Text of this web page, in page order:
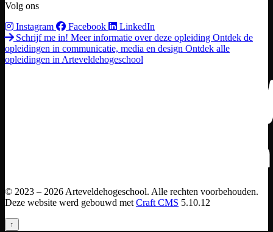
Volg ons
Instagram
Facebook
LinkedIn
Schrijf me in! Meer informatie over deze opleiding Ontdek de
opleidingen in communicatie, media en design Ontdek alle
opleidingen in Arteveldehogeschool
© 2023 – 2026 Arteveldehogeschool. Alle rechten voorbehouden.
Deze website werd gebouwd met Craft CMS 5.10.12
↑